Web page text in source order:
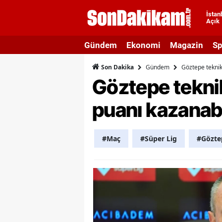
Açık
Gündem Ekonomi Magazin
Son Dakika Gündem Göztepe
Göztepe
puanı
#Maç #Süper Lig